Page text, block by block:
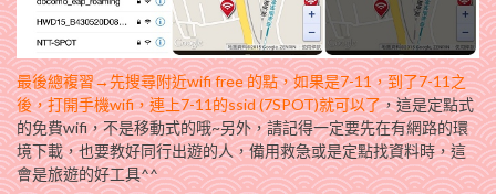
最後總複習→先搜尋附近wifi free 的點，如果是7-11，到了7-11之
後，打開手機wifi，連上7-11的ssid (7SPOT)就可以了，這是定點式
的免費wifi，不是移動式的哦~另外，請記得一定要先在有網路的環
境下載，也要教好同行出遊的人，備用救急或是定點找資料時，這
會是旅遊的好工具^^